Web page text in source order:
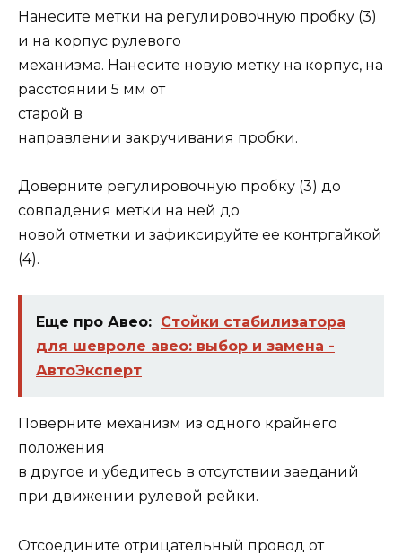
Нанесите метки на регулировочную пробку (3)
и на корпус рулевого
механизма. Нанесите новую метку на корпус, на
расстоянии 5 мм от
старой в
направлении закручивания пробки.
Доверните регулировочную пробку (3) до
совпадения метки на ней до
новой отметки и зафиксируйте ее контргайкой
(4).
Еще про Авео: Стойки стабилизатора
для шевроле авео: выбор и замена -
АвтоЭксперт
Поверните механизм из одного крайнего
положения
в другое и убедитесь в отсутствии заеданий
при движении рулевой рейки.
Отсоедините отрицательный провод от